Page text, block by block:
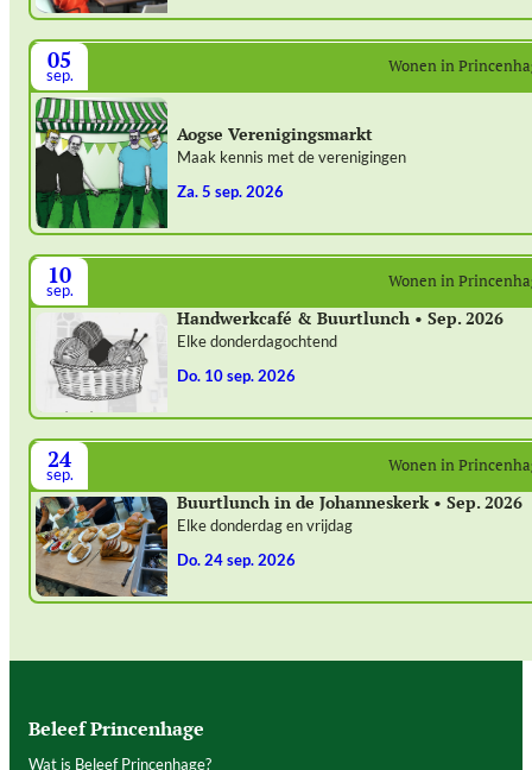
05
sep. Wonen in
Aogse Verenigingsmarkt
Maak kennis met de verenigingen
za. 5 sep. 2026
10
sep. Wonen in
Handwerkcafé & Buurtlunch • Sep. 2026
Elke donderdagochtend
do. 10 sep. 2026
24
sep. Wonen in
Buurtlunch in de Johanneskerk • Sep. 2026
Elke donderdag en vrijdag
do. 24 sep. 2026
Beleef Princenhage
Wat is Beleef Princenhage?